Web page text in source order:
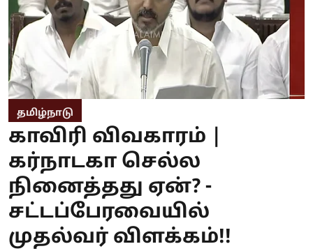
தமிழ்நாடு
காவிரி விவகாரம் |
கர்நாடகா செல்ல
நினைத்தது ஏன்? -
சட்டப்பேரவையில்
முதல்வர் விளக்கம்!!